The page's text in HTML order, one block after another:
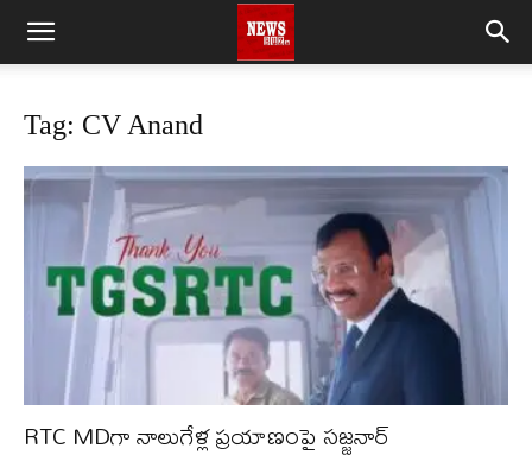
Tag: CV Anand
RTC MDగా నాలుగేళ్ల ప్రయాణంపై సజ్జనార్